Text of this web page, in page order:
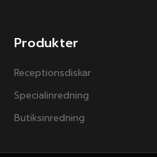
Produkter
Receptionsdiskar
Specialinredning
Butiksinredning